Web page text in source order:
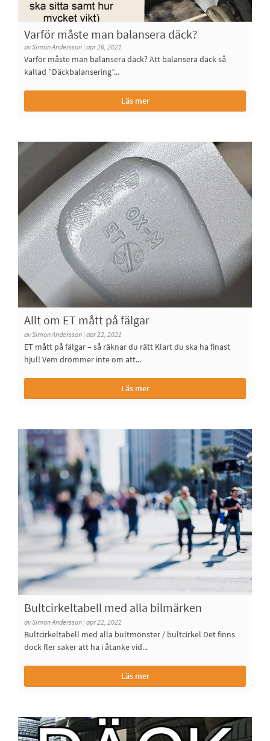
Varför måste man balansera däck?
av Simon Andersson | apr 26, 2021
Varför måste man balansera däck? Att balansera däck så
kallad ”Däckbalansering”...
Läs mer
Allt om ET mått på fälgar
av Simon Andersson | apr 22, 2021
ET mått på fälgar – så räknar du rätt Klart du ska ha finast
hjul! Vem drömmer inte om att...
Läs mer
Bultcirkeltabell med alla bilmärken
av Simon Andersson | apr 22, 2021
Bultcirkeltabell med alla bultmönster / bultcirkel Det finns
dock fler saker att ha i åtanke vid...
Läs mer